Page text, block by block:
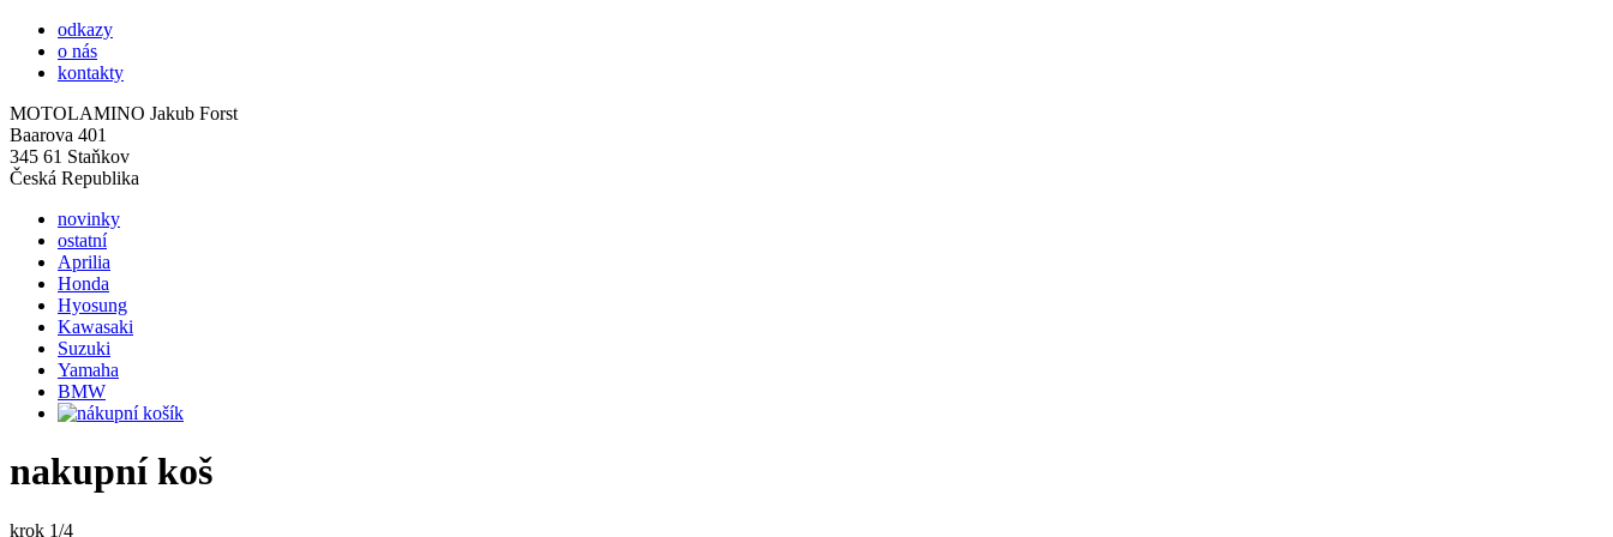
odkazy
o nás
kontakty
MOTOLAMINO Jakub Forst
Baarova 401
345 61 Staňkov
Česká Republika
novinky
ostatní
Aprilia
Honda
Hyosung
Kawasaki
Suzuki
Yamaha
BMW
nakupní koš
krok 1/4